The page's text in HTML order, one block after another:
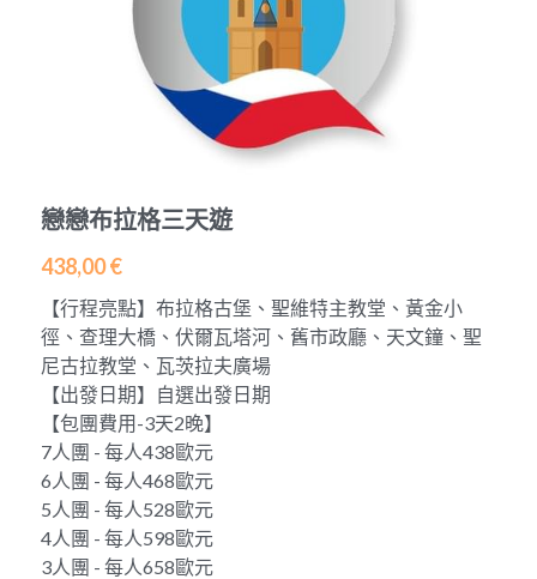
銀線「古意盎然」7天
紅線「西歐經典」7天
綠線「南法意式」7天
紫線A「英倫貴族」7天
橙線「聖地之旅」7天
黃線「熱情西葡」7天
啡線「巴爾幹半島」7天
粉線「冰川峽灣」7天
G天下 簡介 Gtour
瑞士奇景全體驗7天
南意風情8天團
埃及-聖誕期/跨年10天團
聖誕 -摩洛哥異域迷情9天
當地團系列 簡介
英國白崖+巴斯巨石陣+西南海岸線+科茨沃爾
德5日遊
(冬春B)英國白崖+巴斯巨石陣+西南海岸線+科
英國天空島5日
英國天空島6日遊
英國北愛爾蘭+蘇格蘭+英格蘭6天
2026冰島6日深度遊
2027(第1季度)冰島6日遊
冰島8日環島之旅
希臘7日深度遊
夏日特刊 2026
聯絡我們
關於我們
發展歷史
English
戀戀布拉格三天遊
438,00 €
【行程亮點】布拉格古堡、聖維特主教堂、黃金小
徑、查理大橋、伏爾瓦塔河、舊市政廳、天文鐘、聖
尼古拉教堂、瓦茨拉夫廣場
【出發日期】自選出發日期
【包團費用-3天2晚】
7人團 - 每人438歐元
6人團 - 每人468歐元
5人團 - 每人528歐元
4人團 - 每人598歐元
3人團 - 每人658歐元